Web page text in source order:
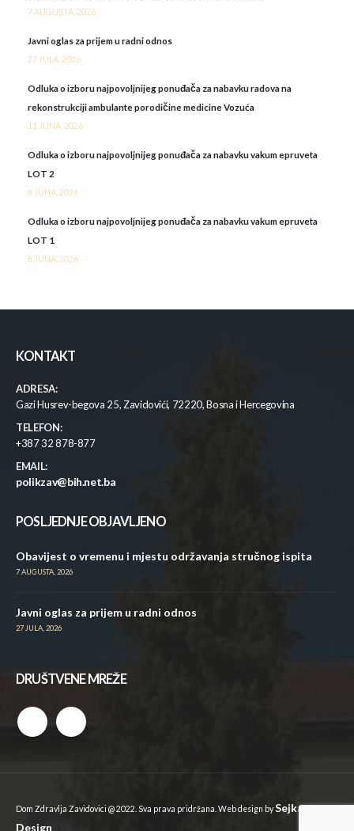
7 AUGUSTA, 2026
Javni oglas za prijem u radni odnos
27 JULA, 2026
Odluka o izboru najpovoljnijeg ponuđača za nabavku radova na
rekonstrukciji ambulante porodičine medicine Vozuća
11 JUNA, 2026
Odluka o izboru najpovoljnijeg ponuđača za nabavku vakum epruveta
LOT 2
8 JUNA, 2026
Odluka o izboru najpovoljnijeg ponuđača za nabavku vakum epruveta
LOT 1
8 JUNA, 2026
KONTAKT
ADRESA:
Gazi Husrev-begova 25, Zavidovići, 72220, Bosna i Hercegovina
TELEFON:
+387 32 878-877
EMAIL:
polikzav@bih.net.ba
POSLJEDNJE OBJAVLJENO
Obavijest o vremenu i mjestu održavanja stručnog ispita
7 AUGUSTA, 2026
Javni oglas za prijem u radni odnos
27 JULA, 2026
DRUŠTVENE MREŽE
Dom Zdravlja Zavidovici @ 2022. Sva prava pridržana. Web design bySejkan
Design